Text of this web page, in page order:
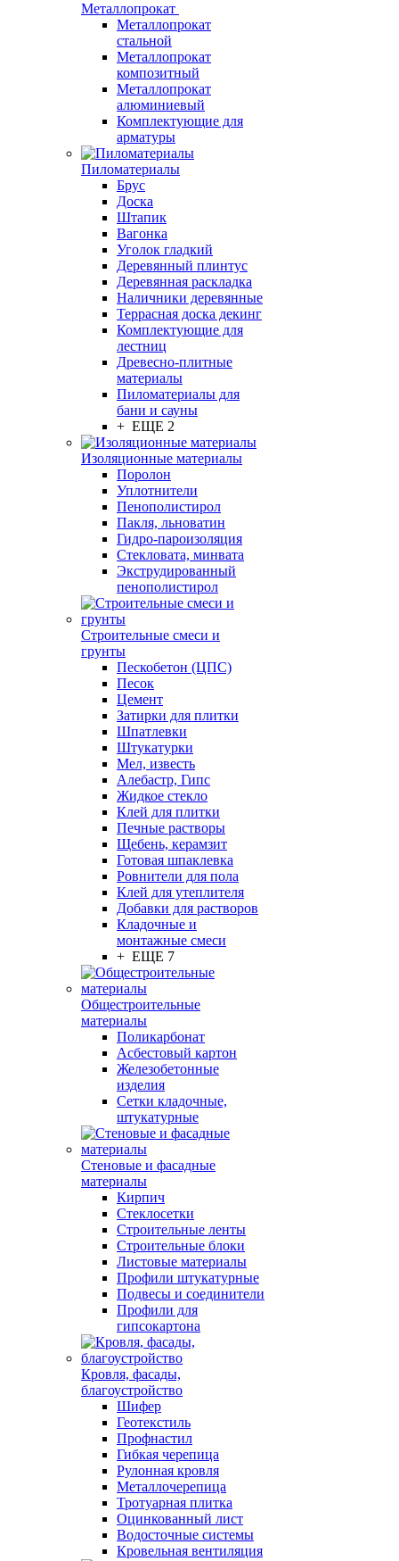
Металлопрокат
Металлопрокат
стальной
Металлопрокат
композитный
Металлопрокат
алюминиевый
Комплектующие для
арматуры
Пиломатериалы
Брус
Доска
Штапик
Вагонка
Уголок гладкий
Деревянный плинтус
Деревянная раскладка
Наличники деревянные
Террасная доска декинг
Комплектующие для
лестниц
Древесно-плитные
материалы
Пиломатериалы для
бани и сауны
+ ЕЩЕ 2
Изоляционные материалы
Поролон
Уплотнители
Пенополистирол
Пакля, льноватин
Гидро-пароизоляция
Стекловата, минвата
Экструдированный
пенополистирол
Строительные смеси и
грунты
Пескобетон (ЦПС)
Песок
Цемент
Затирки для плитки
Шпатлевки
Штукатурки
Мел, известь
Алебастр, Гипс
Жидкое стекло
Клей для плитки
Печные растворы
Щебень, керамзит
Готовая шпаклевка
Ровнители для пола
Клей для утеплителя
Добавки для растворов
Кладочные и
монтажные смеси
+ ЕЩЕ 7
Общестроительные
материалы
Поликарбонат
Асбестовый картон
Железобетонные
изделия
Сетки кладочные,
штукатурные
Стеновые и фасадные
материалы
Кирпич
Стеклосетки
Строительные ленты
Строительные блоки
Листовые материалы
Профили штукатурные
Подвесы и соединители
Профили для
гипсокартона
Кровля, фасады,
благоустройство
Шифер
Геотекстиль
Профнастил
Гибкая черепица
Рулонная кровля
Металлочерепица
Тротуарная плитка
Оцинкованный лист
Водосточные системы
Кровельная вентиляция